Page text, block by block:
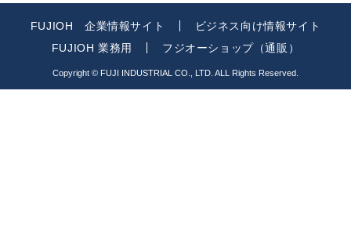
FUJIOH 企業情報サイト
ビジネス向け情報サイト
FUJIOH 業務用
フジオーショップ（通販）
Copyright © FUJI INDUSTRIAL CO., LTD. ALL Rights Reserved.